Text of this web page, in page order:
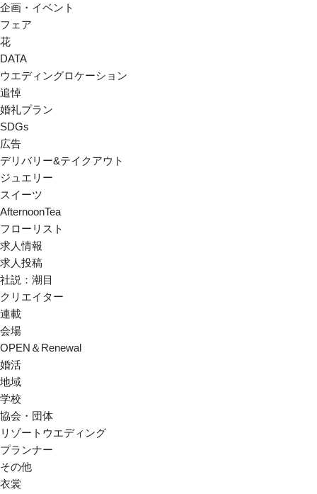
企画・イベント
フェア
花
DATA
ウエディングロケーション
追悼
婚礼プラン
SDGs
広告
デリバリー&テイクアウト
ジュエリー
スイーツ
AfternoonTea
フローリスト
求人情報
求人投稿
社説：潮目
クリエイター
連載
会場
OPEN＆Renewal
婚活
地域
学校
協会・団体
リゾートウエディング
プランナー
その他
衣裳